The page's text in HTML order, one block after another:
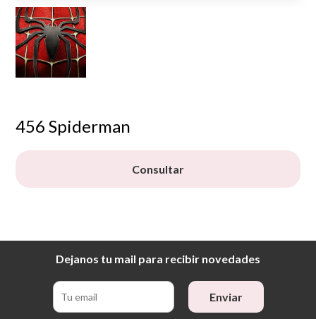
456 Spiderman
Consultar
Dejanos tu mail para recibir novedades
Enviar